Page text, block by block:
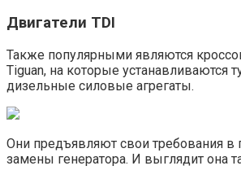
Двигатели TDI
Также популярными являются
Tiguan, на которые устанавливаются
дизельные силовые агрегаты.
Они предъявляют свои требования в
замены генератора. И выглядит она